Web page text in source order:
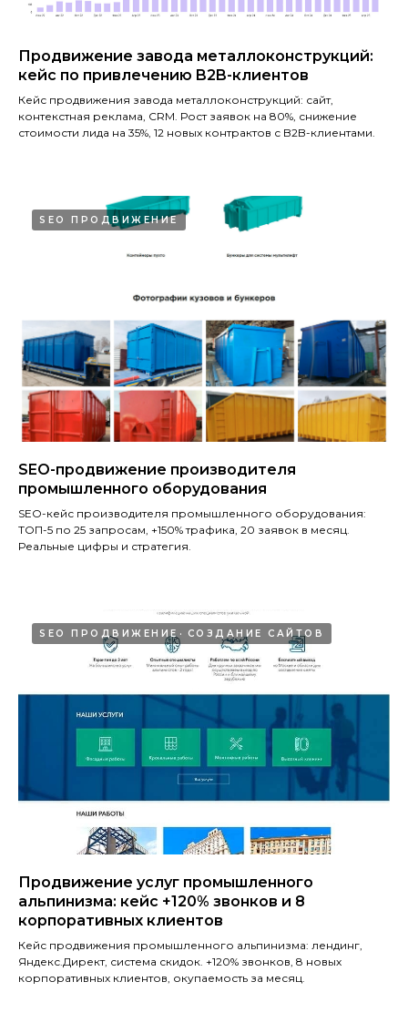
Продвижение завода металлоконструкций:
кейс по привлечению B2B-клиентов
Кейс продвижения завода металлоконструкций: сайт,
контекстная реклама, CRM. Рост заявок на 80%, снижение
стоимости лида на 35%, 12 новых контрактов с B2B-клиентами.
SEO ПРОДВИЖЕНИЕ
SEO-продвижение производителя
промышленного оборудования
SEO-кейс производителя промышленного оборудования:
ТОП-5 по 25 запросам, +150% трафика, 20 заявок в месяц.
Реальные цифры и стратегия.
SEO ПРОДВИЖЕНИЕ СОЗДАНИЕ САЙТОВ
Продвижение услуг промышленного
альпинизма: кейс +120% звонков и 8
корпоративных клиентов
Кейс продвижения промышленного альпинизма: лендинг,
Яндекс.Директ, система скидок. +120% звонков, 8 новых
корпоративных клиентов, окупаемость за месяц.